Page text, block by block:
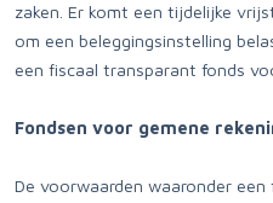
zaken. Er komt een tijdelijke
om een beleggingsinstelling
een fiscaal transparant fonds
Fondsen voor gemene
De voorwaarden waaronder